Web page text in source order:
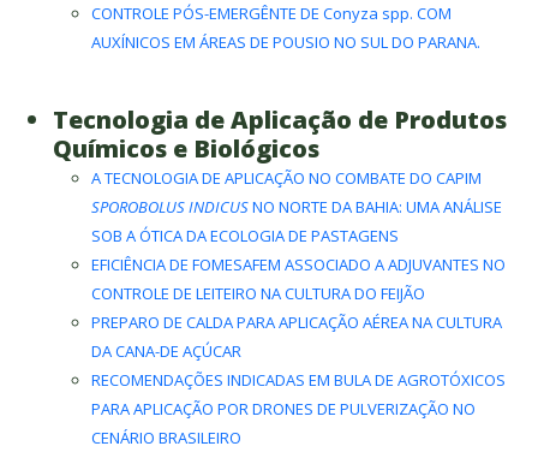
CONTROLE PÓS-EMERGÊNTE DE Conyza spp. COM
AUXÍNICOS EM ÁREAS DE POUSIO NO SUL DO PARANA.
Tecnologia de Aplicação de Produtos
Químicos e Biológicos
A TECNOLOGIA DE APLICAÇÃO NO COMBATE DO CAPIM
SPOROBOLUS INDICUSNO NORTE DA BAHIA: UMA ANÁLISE
SOB A ÓTICA DA ECOLOGIA DE PASTAGENS
EFICIÊNCIA DE FOMESAFEM ASSOCIADO A ADJUVANTES NO
CONTROLE DE LEITEIRO NA CULTURA DO FEIJÃO
PREPARO DE CALDA PARA APLICAÇÃO AÉREA NA CULTURA
DA CANA-DE AÇÚCAR
RECOMENDAÇÕES INDICADAS EM BULA DE AGROTÓXICOS
PARA APLICAÇÃO POR DRONES DE PULVERIZAÇÃO NO
CENÁRIO BRASILEIRO